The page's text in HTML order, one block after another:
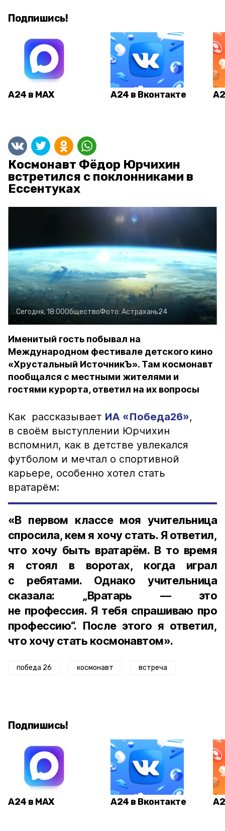
Подпишись!
А24 в MAX А24 в Вконтакте
Космонавт Фёдор Юрчихин
встретился с поклонниками в
Ессентуках
Сегодня, 18:00ОбществоФото: Астрахань24
Именитый гость побывал на
Международном фестивале детского кино
«Хрустальный ИсточникЪ». Там космонавт
пообщался с местными жителями и
гостями курорта, ответил на их вопросы
Как рассказывает ИА «Победа26»,
в своём выступлении Юрчихин
вспомнил, как в детстве увлекался
футболом и мечтал о спортивной
карьере, особенно хотел стать
вратарём:
«В первом классе моя учительница
спросила, кем я хочу стать. Я ответил,
что хочу быть вратарём. В то время
я стоял в воротах, когда играл
с ребятами. Однако учительница
сказала: „Вратарь — это
не профессия. Я тебя спрашиваю про
профессию“. После этого я ответил,
что хочу стать космонавтом».
победа 26 космонавт встреча
Подпишись!
А24 в MAX А24 в Вконтакте